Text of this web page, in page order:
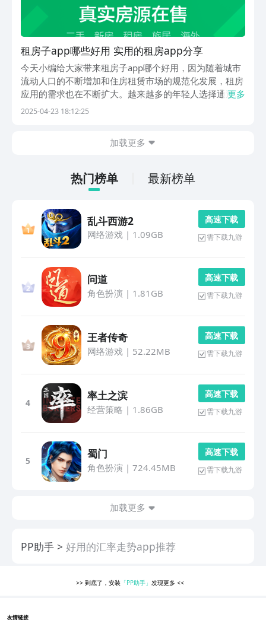
租房子app哪些好用 实用的租房app分享
今天小编给大家带来租房子app哪个好用，因为随着城市
流动人口的不断增加和住房租赁市场的规范化发展，租房
应用的需求也在不断扩大。越来越多的年轻人选择通过租
房应用来解决居住问题，以满足他们对居住品质和区位便
更多
2025-04-23 18:12:25
加载更多
热门榜单 最新榜单
乱斗西游2
网络游戏| 1.09GB
高 速 下 载
需下载九游
问道
角色扮演 | 1.81GB
高 速 下 载
需下载九游
王者传奇
网络游戏| 52.22MB
高 速 下 载
需下载九游
4
率土之滨
经营策略 | 1.86GB
高 速 下 载
需下载九游
5
蜀门
角色扮演 | 724.45MB
高 速 下 载
需下载九游
加载更多
PP助手 好用的汇率走势app推荐
>> 到底了，安装 「PP助手」 发现更多<<
友情链接